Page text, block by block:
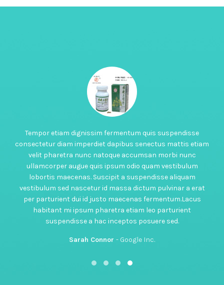
etiam
a erat
Tempor etiam dignissim fermentum quis
consectetur diam imperdiet dapibus senectus mattis
velit pharetra nunc natoque accumsan morbi
ullamcorper augue quis ipsum odio quam
lobortis maecenas. Suscipit a suspendisse
vestibulum sed nascetur id massa dictum pulvinar a
per parturient dui id justo maecenas
habitant mi ipsum pharetra etiam leo parturient
suspendisse a hac inceptos posuere sed.
Sarah Connor Google Inc.